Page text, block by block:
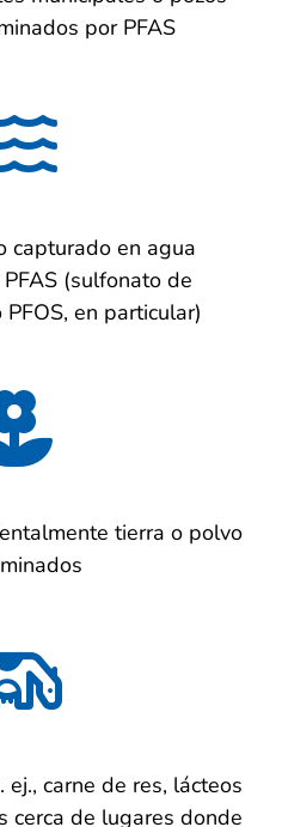
por PFAS
capturado en agua
(sulfonato de
en particular)
tierra o polvo
carne de res, lácteos
cerca de lugares donde